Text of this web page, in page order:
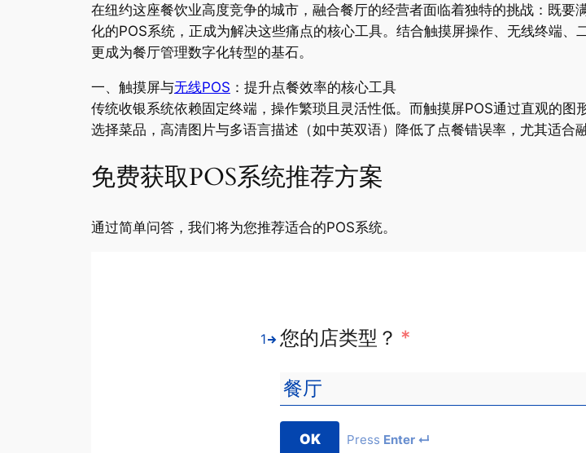
在纽约这座餐饮业高度竞争的城市，融合餐厅的经营者面临着独特的挑战：既
化的POS系统，正成为解决这些痛点的核心工具。结合触摸屏操作、无线终端、
更成为餐厅管理数字化转型的基石。
一、触摸屏与无线POS ：提升点餐效率的核心工具
传统收银系统依赖固定终端，操作繁琐且灵活性低。而触摸屏POS通过直观的
选择菜品，高清图片与多语言描述（如中英双语）降低了点餐错误率，尤其适合
免费获取POS系统推荐方案
通过简单问答，我们将为您推荐适合的POS系统。
1 您的店类型？ *
OK Press Enter ↵